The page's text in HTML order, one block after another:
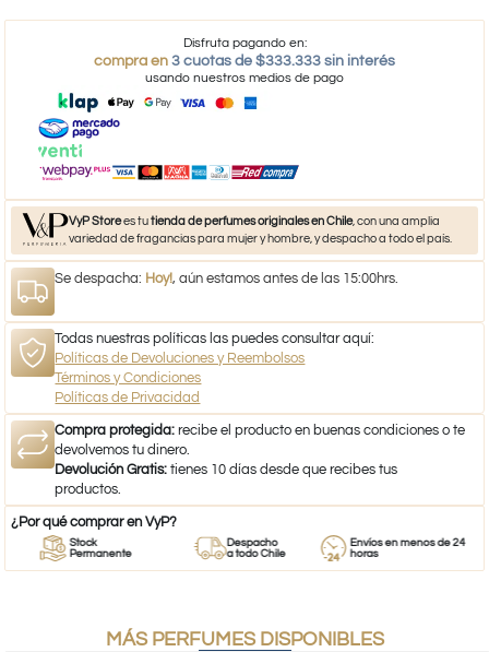
Disfruta pagando en:
compra en 3 cuotas de $333.333 sin interés
usando nuestros medios de pago
VyP Storees tutienda de perfumes originales en Chile, con una amplia
variedad de fragancias para mujer y hombre, y despacho a todo el país.
Se despacha: Hoy!, aún estamos antes de las 15:00hrs.
Todas nuestras políticas las puedes consultar aquí:
Políticas de Devoluciones y Reembolsos
Términos y Condiciones
Políticas de Privacidad
Compra protegida: recibe el producto en buenas condiciones o te
devolvemos tu dinero.
Devolución Gratis: tienes 10 días desde que recibes tus
productos.
¿Por qué comprar en VyP?
Stock
Permanente
Despacho
a todo Chile
Envíos en menos de 24
horas
MÁS PERFUMES DISPONIBLES